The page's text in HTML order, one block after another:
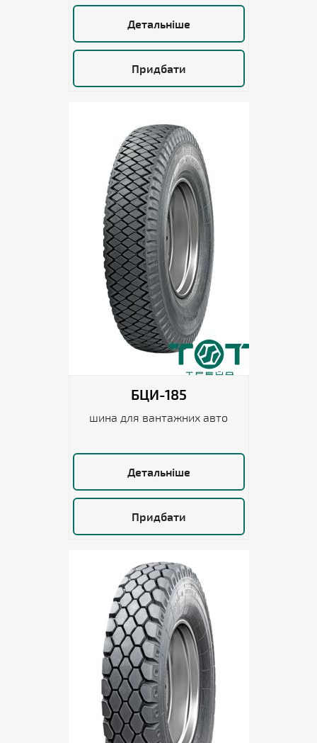
Детальніше
Придбати
БЦИ-185
шина для вантажних авто
Детальніше
Придбати